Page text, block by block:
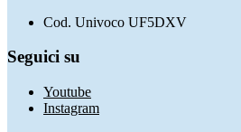
Cod. Univoco UF5DXV
Seguici su
Youtube
Instagram